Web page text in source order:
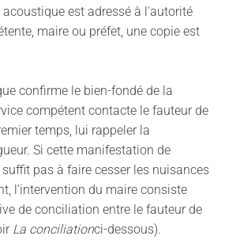
acoustique est adressé à l'autorité
maire ou préfet, une copie est
confirme le bien-fondé de la
compétent contacte le fauteur de
temps, lui rappeler la
Si cette manifestation de
pas à faire cesser les nuisances
l’intervention du maire consiste
de conciliation entre le fauteur de
La conciliationci-dessous).